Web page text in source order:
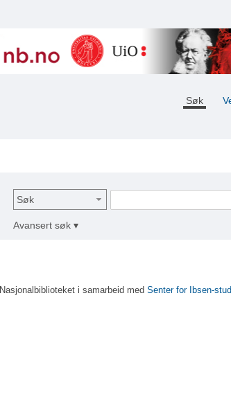
Søk
Søk
Avansert søk ▾
Nasjonalbiblioteket i samarbeid med Senter for Ibsen-